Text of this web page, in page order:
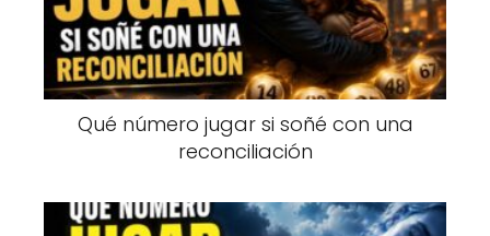
Qué número jugar si soñé con una
reconciliación